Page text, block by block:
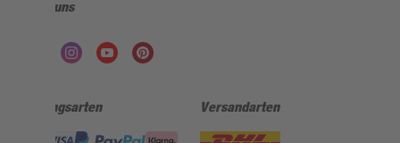
Folge uns
Zahlungsarten Versandarten